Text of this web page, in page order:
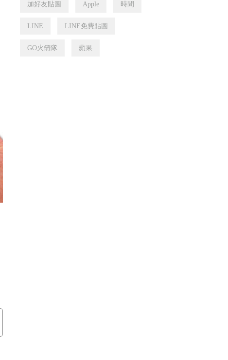
加好友貼圖 Apple 時間
LINE LINE免費貼圖
GO火箭隊 蘋果